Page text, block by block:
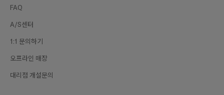
FAQ
A/S센터
1:1 문의하기
오프라인 매장
대리점 개설문의